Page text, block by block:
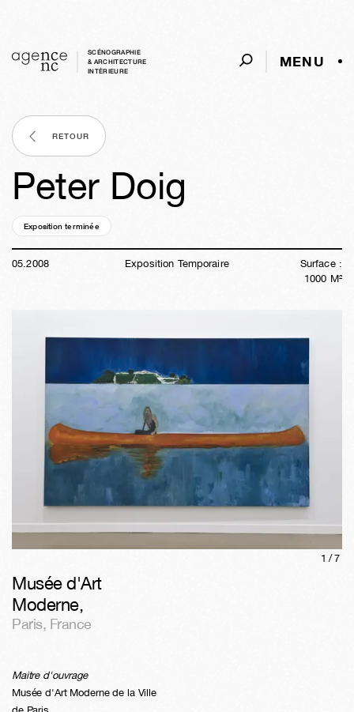
SCÉNOGRAPHIE
& ARCHITECTURE
INTÈRIEURE
MENU
RETOUR
Peter Doig
Exposition terminée
05.2008 Exposition Temporaire
Surface :
1000 M²
1/7
Musée d'Art
Moderne,
Paris, France
Maitre d'ouvrage
Musée d'Art Moderne de la Ville